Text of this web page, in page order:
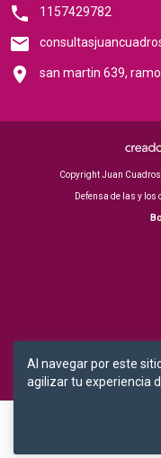
Al navegar por este
agilizar tu experiencia
1157429782
san martin 639,
Copyright Juan Cuadros
Defensa de las y